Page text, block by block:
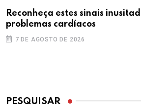
Reconheça estes sinais
problemas cardíacos
7 DE AGOSTO DE 2026
PESQUISAR